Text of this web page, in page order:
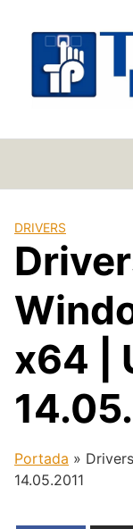
contenido
DRIVERS
x64 |
Portada »
14.05.2011